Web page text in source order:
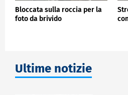
Bloccata sulla roccia per la
foto da brivido
Ultime notizie